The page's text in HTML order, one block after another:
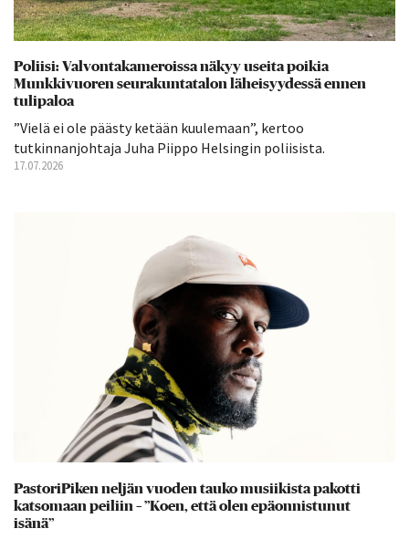
Poliisi: Valvontakameroissa näkyy useita poikia
Munkkivuoren seurakuntatalon läheisyydessä ennen
tulipaloa
”Vielä ei ole päästy ketään kuulemaan”, kertoo
tutkinnanjohtaja Juha Piippo Helsingin poliisista.
17.07.2026
PastoriPiken neljän vuoden tauko musiikista pakotti
katsomaan peiliin – ”Koen, että olen epäonnistunut
isänä”